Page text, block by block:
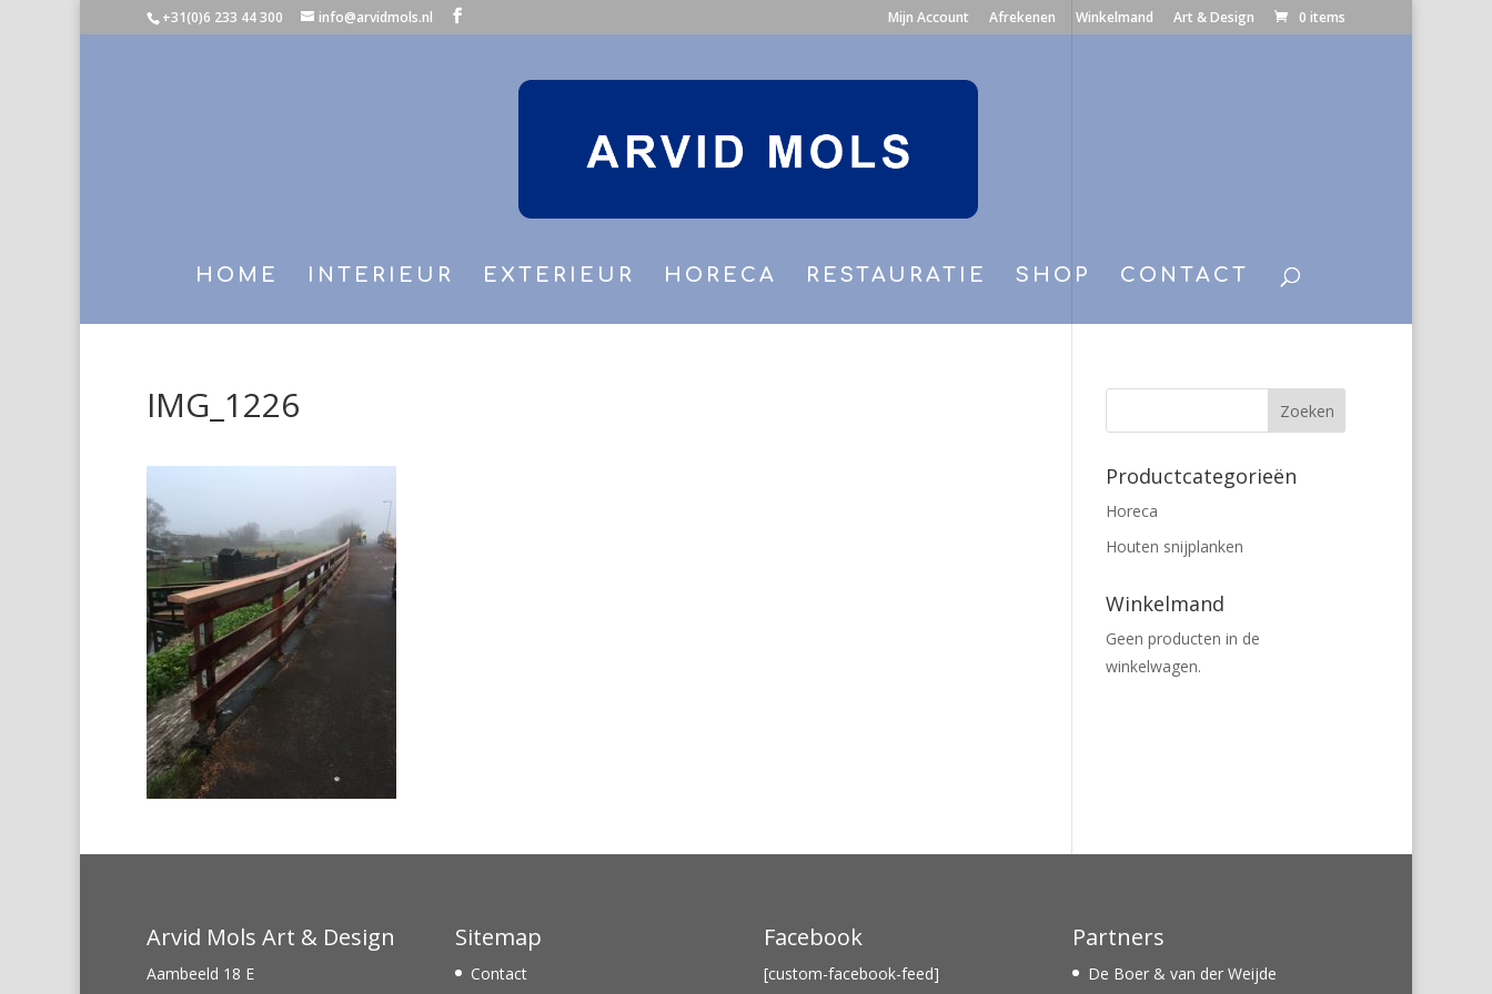
+31(0)6 233 44 300 info@arvidmols.nl Mijn Account Afrekenen Winkelmand Art & Design 0 items
HOME INTERIEUR EXTERIEUR HORECA RESTAURATIE SHOP CONTACT
IMG_1226
Productcategorieën
Horeca
Houten snijplanken
Winkelmand
Geen producten in de
winkelwagen.
Arvid Mols Art & Design
Aambeeld 18 E
Sitemap
Contact
Facebook
[custom-facebook-feed]
Partners
De Boer & van der Weijde